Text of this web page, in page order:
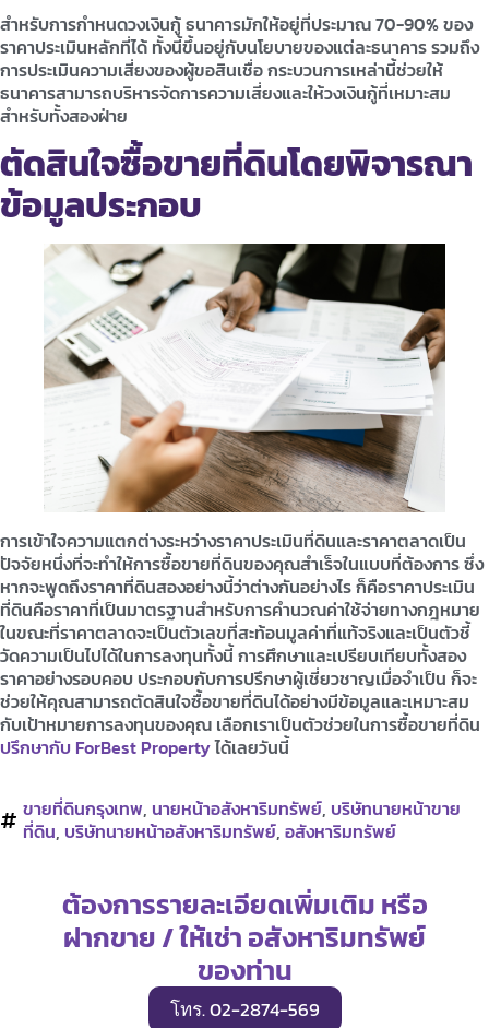
สำหรับการกำหนดวงเงินกู้ ธนาคารมักให้อยู่ที่ประมาณ 70-90% ของ
ราคาประเมินหลักที่ได้ ทั้งนี้ขึ้นอยู่กับนโยบายของแต่ละธนาคาร รวมถึง
การประเมินความเสี่ยงของผู้ขอสินเชื่อ กระบวนการเหล่านี้ช่วยให้
ธนาคารสามารถบริหารจัดการความเสี่ยงและให้วงเงินกู้ที่เหมาะสม
สำหรับทั้งสองฝ่าย
ตัดสินใจซื้อขายที่ดินโดยพิจารณา
ข้อมูลประกอบ
การเข้าใจความแตกต่างระหว่างราคาประเมินที่ดินและราคาตลาดเป็น
ปัจจัยหนึ่งที่จะทำให้การซื้อขายที่ดินของคุณสำเร็จในแบบที่ต้องการ ซึ่ง
หากจะพูดถึงราคาที่ดินสองอย่างนี้ว่าต่างกันอย่างไร ก็คือราคาประเมิน
ที่ดินคือราคาที่เป็นมาตรฐานสำหรับการคำนวณค่าใช้จ่ายทางกฎหมาย
ในขณะที่ราคาตลาดจะเป็นตัวเลขที่สะท้อนมูลค่าที่แท้จริงและเป็นตัวชี้
วัดความเป็นไปได้ในการลงทุนทั้งนี้ การศึกษาและเปรียบเทียบทั้งสอง
ราคาอย่างรอบคอบ ประกอบกับการปรึกษาผู้เชี่ยวชาญเมื่อจำเป็น ก็จะ
ช่วยให้คุณสามารถตัดสินใจซื้อขายที่ดินได้อย่างมีข้อมูลและเหมาะสม
กับเป้าหมายการลงทุนของคุณ เลือกเราเป็นตัวช่วยในการซื้อขายที่ดิน
ปรึกษากับ ForBest Propertyได้เลยวันนี้
ขายที่ดินกรุงเทพ, นายหน้าอสังหาริมทรัพย์, บริษัทนายหน้าขาย
ที่ดิน, บริษัทนายหน้าอสังหาริมทรัพย์, อสังหาริมทรัพย์
ต้องการรายละเอียดเพิ่มเติม หรือ
ฝากขาย / ให้เช่า อสังหาริมทรัพย์
ของท่าน
โทร. 02-2874-569